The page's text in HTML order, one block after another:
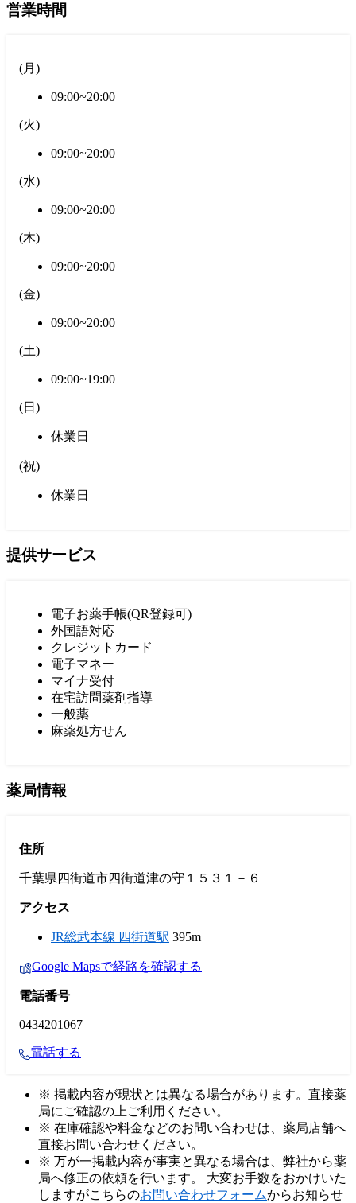
営業時間
(月 )
09:00~20:00
(火)
09:00~20:00
(水)
09:00~20:00
(木)
09:00~20:00
(金)
09:00~20:00
(土)
09:00~19:00
(日 )
休業日
(祝)
休業日
提供サービス
電子お薬手帳(QR登録可)
外国語対応
クレジットカード
電子マネー
マイナ受付
在宅訪問薬剤指導
一般薬
麻薬処方せん
薬局情報
住所
千葉県四街道市四街道津の守１５３１－６
アクセス
JR総武本線 四街道駅 395m
Google Mapsで経路を確認する
電話番号
0434201067
電話する
※ 掲載内容が現状とは異なる場合があります。直接薬
局にご確認の上ご利用ください。
※ 在庫確認や料金などのお問い合わせは、薬局店舗へ
直接お問い合わせください。
※ 万が一掲載内容が事実と異なる場合は、弊社から薬
局へ修正の依頼を行います。 大変お手数をおかけいた
しますがこちらのお問い合わせフォームからお知らせ